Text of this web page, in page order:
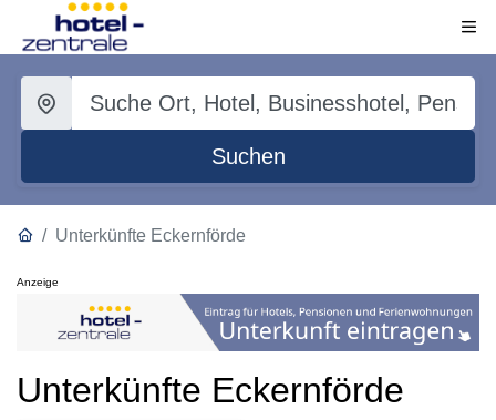
Suchen
Unterkünfte Eckernförde
Anzeige
Unterkünfte Eckernförde